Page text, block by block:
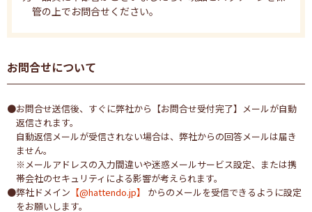
管の上でお問合せください。
お問合せについて
●お問合せ送信後、すぐに弊社から【お問合せ受付完了】メールが自動
返信されます。
自動返信メールが受信されない場合は、弊社からの回答メールは届き
ません。
※メールアドレスの入力間違いや迷惑メールサービス設定、または携
帯会社のセキュリティによる影響が考えられます。
●弊社ドメイン 【@hattendo.jp】
からのメールを受信できるように設定
をお願いします。